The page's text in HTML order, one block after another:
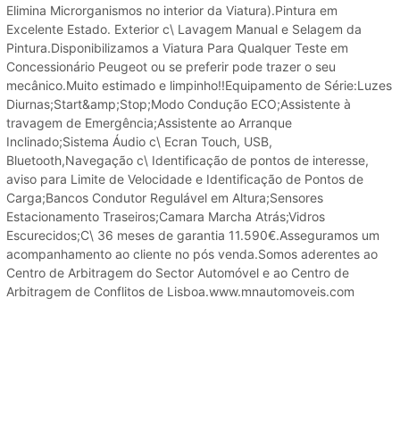
Elimina Microrganismos no interior da Viatura).Pintura em
Excelente Estado. Exterior c\ Lavagem Manual e Selagem da
Pintura.Disponibilizamos a Viatura Para Qualquer Teste em
Concessionário Peugeot ou se preferir pode trazer o seu
mecânico.Muito estimado e limpinho!!Equipamento de Série:Luzes
Diurnas;Start&amp;Stop;Modo Condução ECO;Assistente à
travagem de Emergência;Assistente ao Arranque
Inclinado;Sistema Áudio c\ Ecran Touch, USB,
Bluetooth,Navegação c\ Identificação de pontos de interesse,
aviso para Limite de Velocidade e Identificação de Pontos de
Carga;Bancos Condutor Regulável em Altura;Sensores
Estacionamento Traseiros;Camara Marcha Atrás;Vidros
Escurecidos;C\ 36 meses de garantia 11.590€.Asseguramos um
acompanhamento ao cliente no pós venda.Somos aderentes ao
Centro de Arbitragem do Sector Automóvel e ao Centro de
Arbitragem de Conflitos de Lisboa.www.mnautomoveis.com